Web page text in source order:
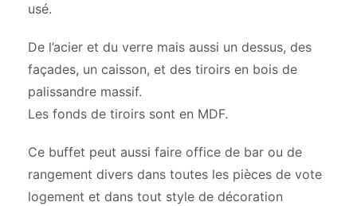
usé.
De l’acier et du verre mais aussi un dessus, des
façades, un caisson, et des tiroirs en bois de
palissandre massif.
Les fonds de tiroirs sont en MDF.
Ce buffet peut aussi faire office de bar ou de
rangement divers dans toutes les pièces de vote
logement et dans tout style de décoration